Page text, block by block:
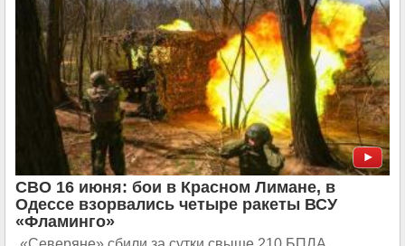
СВО 16 июня: бои в Красном Лимане, в
Одессе взорвались четыре ракеты ВСУ
«Фламинго»